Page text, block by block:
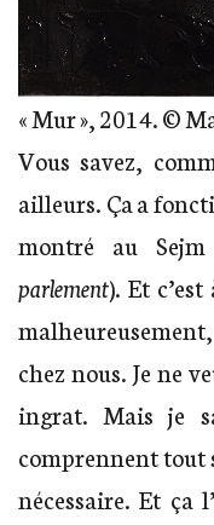
« Mur », 2014. ©
Vous savez,
ailleurs. Ça a
montré au
parlement). Et
chez nous. Je ne
ingrat. Mais je
comprennent tout
nécessaire. Et ça